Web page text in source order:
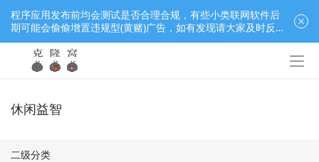
休闲益智
二级分类
程序应用发布前均会测试是否合理合规，有些小类联网软件后
期可能会偷偷增置违规型(黄赌)广告，如有发现请大家及时反
馈窝长进行处理，共同监督维护良好的程序应用下载社区！